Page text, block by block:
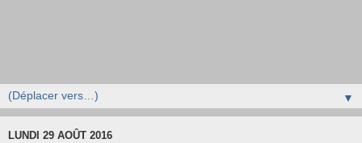
▼
LUNDI 29 AOÛT 2016